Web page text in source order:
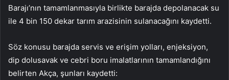
Barajı’nın tamamlanmasıyla birlikte barajda depolanacak su
ile 4 bin 150 dekar tarım arazisinin sulanacağını kaydetti.
Söz konusu barajda servis ve erişim yolları, enjeksiyon,
dip dolusavak ve cebri boru imalatlarının tamamlandığını
belirten Akça, şunları kaydetti: